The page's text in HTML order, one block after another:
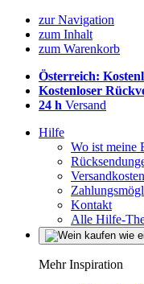
zur Navigation
zum Inhalt
zum Warenkorb
Österreich:
Kostenloser
24 h Versand
Hilfe
Wo ist meine
Versandkosten
Kontakt
Alle Hilfe-
Mehr Inspiration